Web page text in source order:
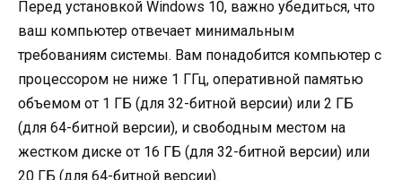
Перед установкой Windows 10, важно убедиться, что
ваш компьютер отвечает минимальным
требованиям системы. Вам понадобится компьютер с
процессором не ниже 1 ГГц, оперативной памятью
объемом от 1 ГБ (для 32-битной версии) или 2 ГБ
(для 64-битной версии), и свободным местом на
жестком диске от 16 ГБ (для 32-битной версии) или
20 ГБ (для 64-битной версии).